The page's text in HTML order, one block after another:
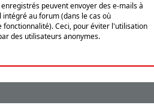
peuvent envoyer des e-mails à
au forum (dans le cas où
Ceci, pour éviter l'utilisation
des utilisateurs anonymes.